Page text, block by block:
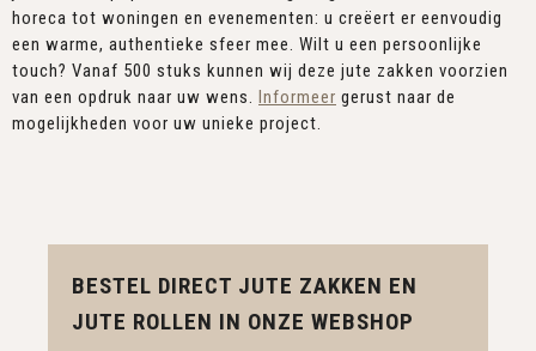
horeca tot woningen en evenementen: u creëert er eenvoudig
een warme, authentieke sfeer mee. Wilt u een persoonlijke
touch? Vanaf 500 stuks kunnen wij deze jute zakken voorzien
van een opdruk naar uw wens. Informeer gerust naar de
mogelijkheden voor uw unieke project.
BESTEL DIRECT JUTE ZAKKEN EN
JUTE ROLLEN IN ONZE WEBSHOP